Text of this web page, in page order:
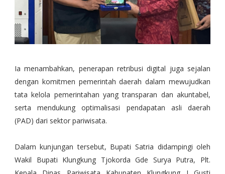
Ia menambahkan, penerapan retribusi digital juga sejalan
dengan komitmen pemerintah daerah dalam mewujudkan
tata kelola pemerintahan yang transparan dan akuntabel,
serta mendukung optimalisasi pendapatan asli daerah
(PAD) dari sektor pariwisata.
Dalam kunjungan tersebut, Bupati Satria didampingi oleh
Wakil Bupati Klungkung Tjokorda Gde Surya Putra, Plt.